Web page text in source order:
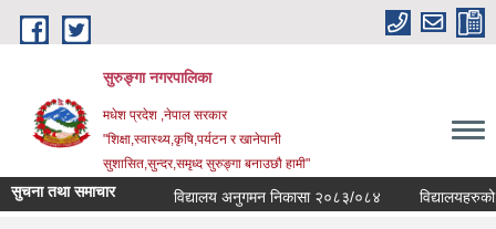
Skip to main content
सुरुङ्‍गा नगरपालिका
मधेश प्रदेश ,नेपाल सरकार
"शिक्षा,स्वास्थ्य,कृषि,पर्यटन र खानेपानी
सुशासित,सुन्दर,समृध्द सुरुङ्गा बनाउछौ हामी"
सुचना तथा समाचार विद्यालय अनुगमन निकासा २०८३/०८४ विद्यालयहरुको